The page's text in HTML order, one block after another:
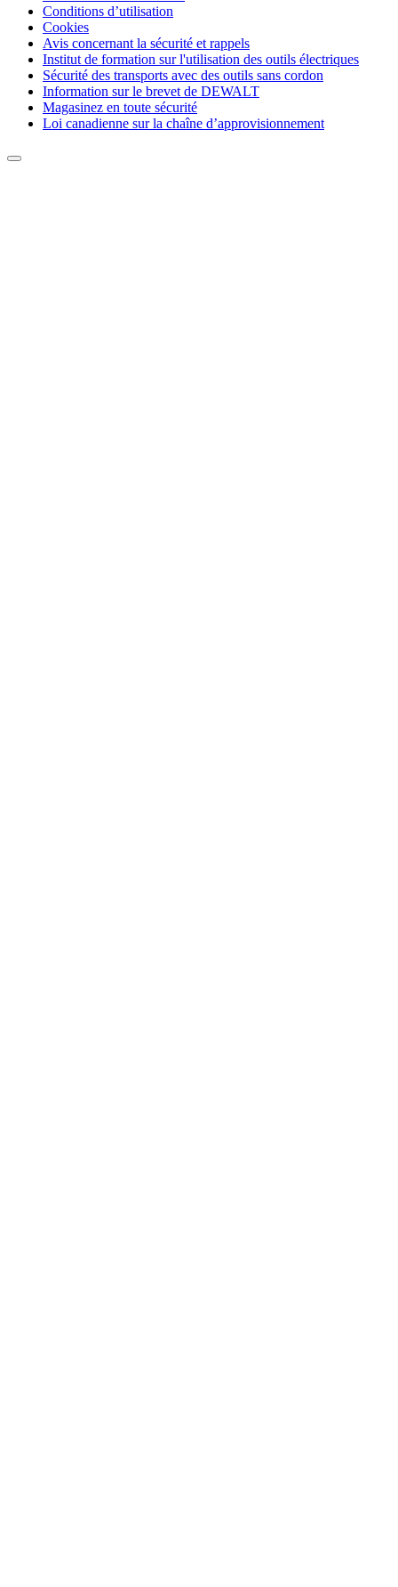
Conditions d’utilisation
Cookies
Avis concernant la sécurité et rappels
Institut de formation sur l'utilisation des outils électriques
Sécurité des transports avec des outils sans cordon
Information sur le brevet de DEWALT
Magasinez en toute sécurité
Loi canadienne sur la chaîne d’approvisionnement